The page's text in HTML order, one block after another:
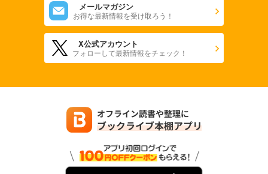
メールマガジン
お得な最新情報を受け取ろう！
X公式アカウント
フォローして最新情報をチェック！